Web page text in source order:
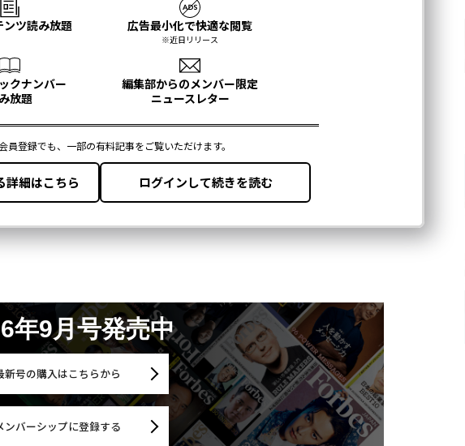
年9月号発売中
新号の購入はこちらから
ンバーシップに登録する